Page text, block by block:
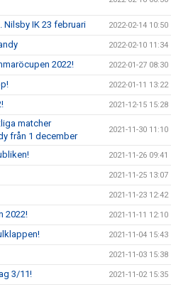
Nilsby IK 23 februari 2022-02-14 10:50
2022-02-10 11:34
2022! 2022-01-27 08:30
2022-01-11 13:22
2021-12-15 15:28
matcher
från 1 december
2021-11-30 11:10
2021-11-26 09:41
2021-11-25 13:07
2021-11-23 12:42
2022! 2021-11-11 12:10
2021-11-04 15:43
2021-11-03 15:38
3/11! 2021-11-02 15:35